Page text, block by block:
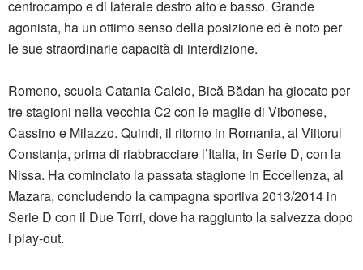
centrocampo e di laterale destro alto e basso. Grande
agonista, ha un ottimo senso della posizione ed è noto per
le sue straordinarie capacità di interdizione.
Romeno, scuola Catania Calcio, Bică Bădan ha giocato per
tre stagioni nella vecchia C2 con le maglie di Vibonese,
Cassino e Milazzo. Quindi, il ritorno in Romania, al Viitorul
Constanța, prima di riabbracciare l’Italia, in Serie D, con la
Nissa. Ha cominciato la passata stagione in Eccellenza, al
Mazara, concludendo la campagna sportiva 2013/2014 in
Serie D con il Due Torri, dove ha raggiunto la salvezza dopo
i play-out.